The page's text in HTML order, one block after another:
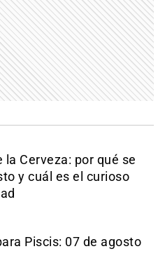
Cerveza: por qué se
y cuál es el curioso
Piscis: 07 de agosto